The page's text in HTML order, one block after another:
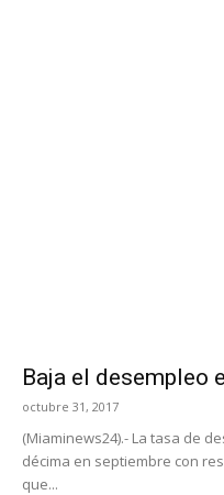
Baja el desempleo
octubre 31, 2017
(Miaminews24).- La tasa de
décima en septiembre con
que...